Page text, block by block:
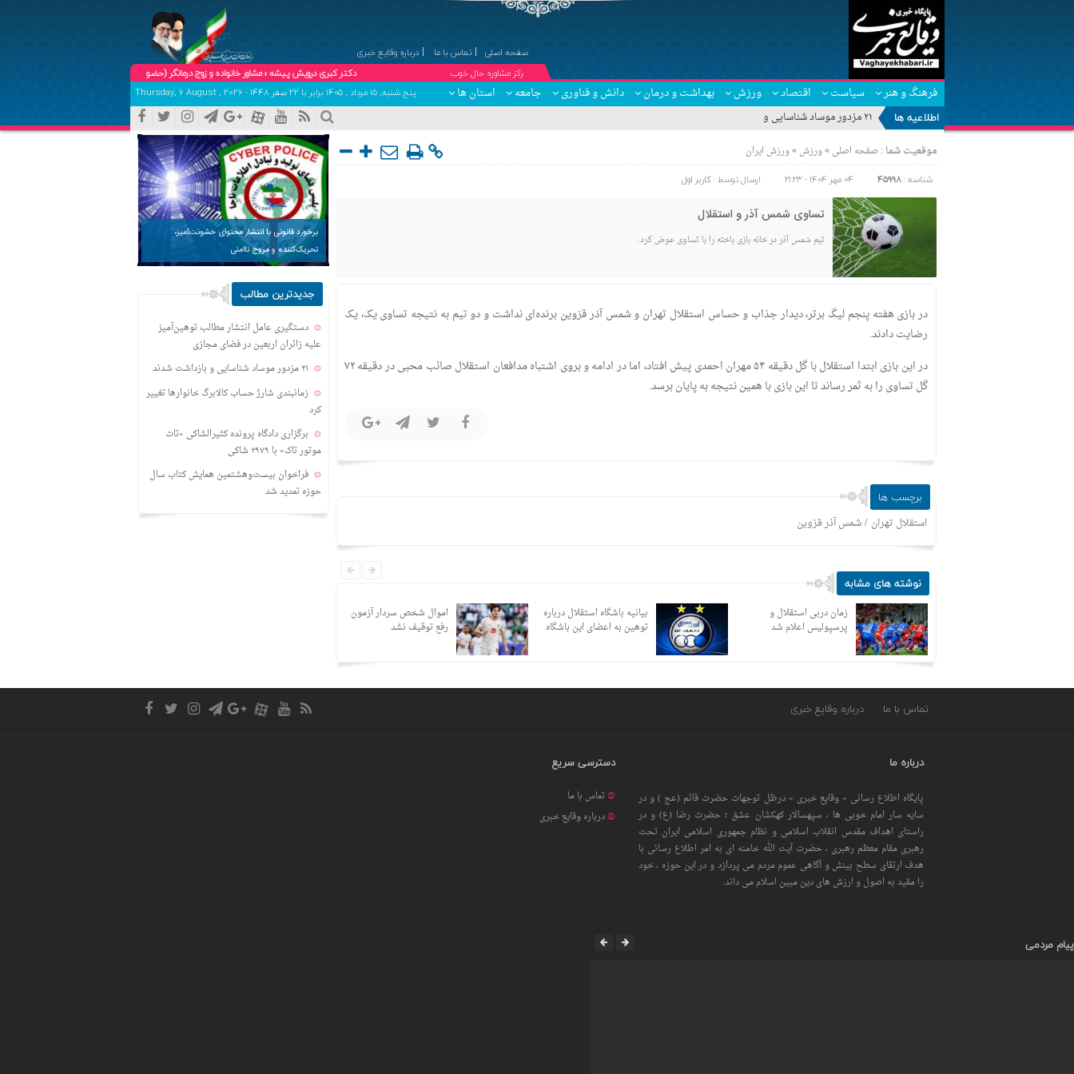
صفحه اصلی تماس با ما
درباره وقایع خبری
۞مرکز مشاوره حال خوب
دکتر کبری درویش پیشه ؛ مشاور خانواده و زوج درمانگر (حضوری و تلفنی ) تلفن هماهنگی و تعیین وقت:09102904758
فرهنگ و هنر سیاست اقتصاد ورزش بهداشت و درمان دانش و فناوری جامعه استان ها پنج شنبه, ۱۵ مرداد , ۱۴۰۵ برابر با 22 صفر 1448 - Thursday, 6 August , 2026
اطلاعیه ها
۲۱ مزدور موساد شناسایی و بازداشت شد
موقعیت شما :صفحه اصلی»ورزش»ورزش ایران
شناسه :45998 ۰۴ مهر ۱۴۰۴ - ۲۱:۲۳ ارسال توسط :کاربر اول
تساوی شمس آذر و استقلال
تیم شمس آذر در خانه بازی باخته را با تساوی عوض کرد.
در بازی هفته پنجم لیگ برتر، دیدار جذاب و حساس استقلال تهران و شمس آذر قزوین برنده‌ای نداشت و دو تیم به نتیجه تساوی یک، یک
رضایت دادند.
در این بازی ابتدا استقلال با گل دقیقه ۵۴ مهران احمدی پیش افتاد، اما در ادامه و بروی اشتباه مدافعان استقلال صائب محبی در دقیقه ۷۲
گل تساوی را به ثمر رساند تا این بازی با همین نتیجه به پایان برسد.
برچسب ها
استقلال تهران /شمس آذر قزوین
نوشته های مشابه
اموال شخص سردار آزمون
رفع توقیف نشد
بیانیه باشگاه استقلال درباره
توهین به اعضای این باشگاه
زمان دربی استقلال و
پرسپولیس اعلام شد
برخورد قانونی با انتشار محتوای خشونت‌آمیز،
تحریک‌کننده و مروج ناامنی
جدیدترین مطالب
دستگیری عامل انتشار مطالب توهین‌آمیز
علیه زائران اربعین در فضای مجازی
۲۱ مزدور موساد شناسایی و بازداشت شدند
زمانبندی‌ شارژ حساب کالابرگ خانوارها تغییر
کرد
برگزاری دادگاه پرونده کثیرالشاکی «تات
موتور تاک» با ۲۹۷۹ شاکی
فراخوان بیست‌وهشتمین همایش کتاب سال
حوزه تمدید شد
تماس با ما درباره وقایع خبری
درباره ما
پایگاه اطلاع رسانی « وقایع خبری » درظل توجهات حضرت قائم (عج ) و در
سایه سار امام خوبی ها ، سپهسالار کهکشان عشق ؛ حضرت رضا (ع) و در
راستای اهداف مقدس انقلاب اسلامی و نظام جمهوری اسلامی ایران تحت
رهبری مقام معظم رهبری ، حضرت آیت الله خامنه ای به امر اطلاع رسانی با
هدف ارتقای سطح بینش و آگاهی عموم مردم می پردازد و در این حوزه ، خود
را مقید به اصول و ارزش های دین مبین اسلام می داند.
دسترسی سریع
تماس با ما
درباره وقایع خبری
پیام مردمی